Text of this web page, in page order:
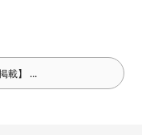
載】 ...